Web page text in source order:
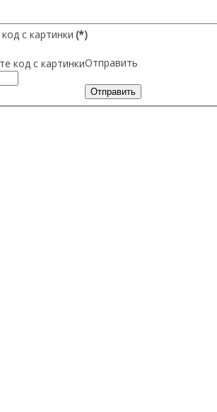
с картинки (*)
Отправить
Отправить